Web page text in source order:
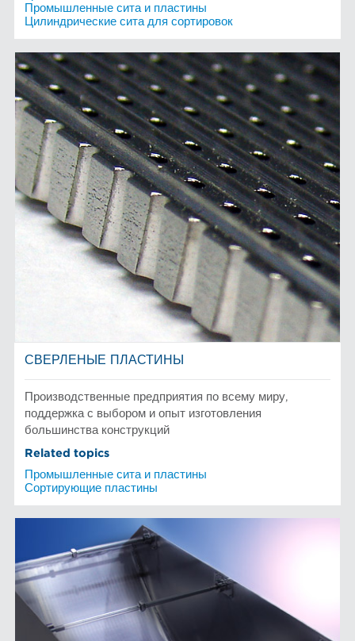
Промышленные сита и пластины
Цилиндрические сита для сортировок
СВЕРЛЕНЫЕ ПЛАСТИНЫ
Производственные предприятия по всему миру,
поддержка с выбором и опыт изготовления
большинства конструкций
Related topics
Промышленные сита и пластины
Сортирующие пластины